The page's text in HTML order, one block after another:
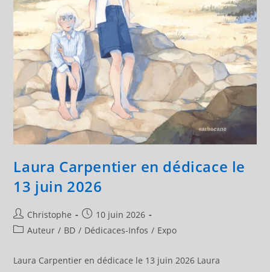
Laura Carpentier en dédicace le
13 juin 2026
Auteur/autrice
de
Christophe
Publication
publiée :
10 juin 2026
PostAuteur / BD / Dédicaces-Infos / Expo
Laura Carpentier en dédicace le 13 juin 2026 Laura